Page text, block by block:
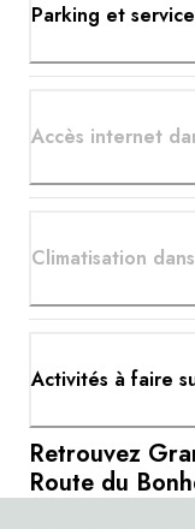
Parking et
Accès internet
Climatisation
Activités à faire
Retrouvez
Route du